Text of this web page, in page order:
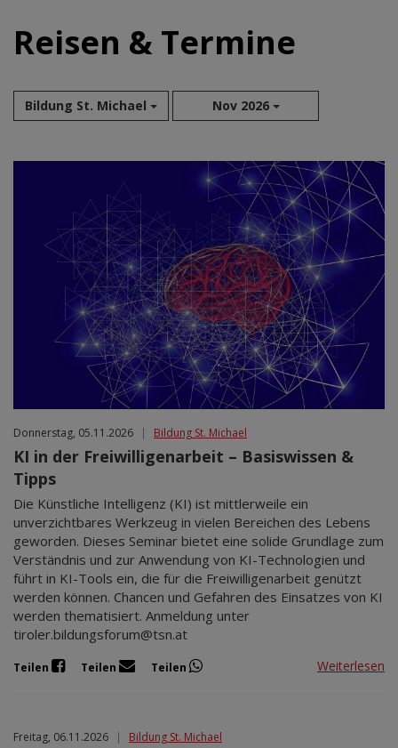
Reisen & Termine
Bildung St. Michael Nov 2026
Aug 2026
Sep 2026
Okt 2026
Nov 2026
Dez 2026
Jan 2027
Feb 2027
Mär 2027
Apr 2027
Mai 2027
Jun 2027
Donnerstag, 05.11.2026 | Bildung St. Michael
KI in der Freiwilligenarbeit – Basiswissen &
Tipps
Die Künstliche Intelligenz (KI) ist mittlerweile ein
unverzichtbares Werkzeug in vielen Bereichen des Lebens
geworden. Dieses Seminar bietet eine solide Grundlage zum
Verständnis und zur Anwendung von KI-Technologien und
führt in KI-Tools ein, die für die Freiwilligenarbeit genützt
werden können. Chancen und Gefahren des Einsatzes von KI
werden thematisiert. Anmeldung unter
tiroler.bildungsforum@tsn.at
Teilen Teilen Teilen Weiterlesen
Freitag, 06.11.2026 | Bildung St. Michael